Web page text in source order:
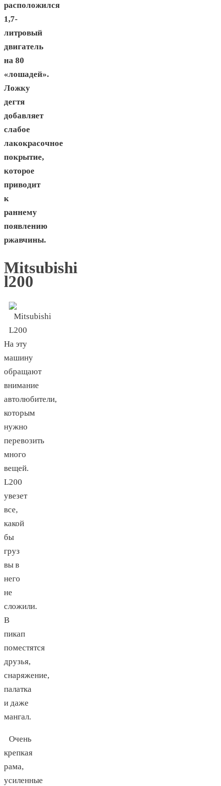
расположился
1,7-
литровый
двигатель
на 80
«лошадей».
Ложку
дегтя
добавляет
слабое
лакокрасочное
покрытие,
которое
приводит
к
раннему
появлению
ржавчины.
Mitsubishi
l200
На эту
машину
обращают
внимание
автолюбители,
которым
нужно
перевозить
много
вещей.
L200
увезет
все,
какой
бы
груз
вы в
него
не
сложили.
В
пикап
поместятся
друзья,
снаряжение,
палатка
и даже
мангал.
Очень
крепкая
рама,
усиленные